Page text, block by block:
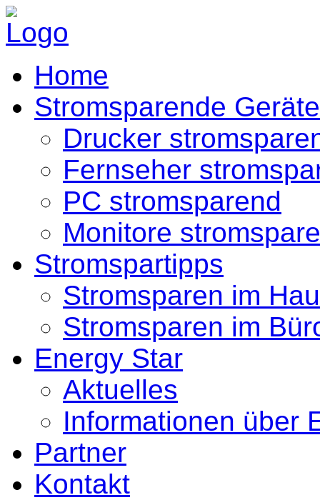
Home
Stromsparende Geräte
Drucker
Fernseher
PC stromsparend
Monitore
Stromspartipps
Stromsparen im
Stromsparen im
Energy Star
Aktuelles
Informationen über
Partner
Kontakt